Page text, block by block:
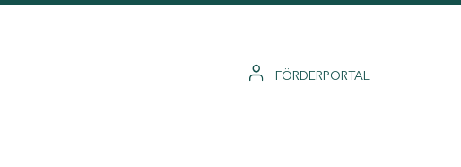
FÖRDERPORTAL